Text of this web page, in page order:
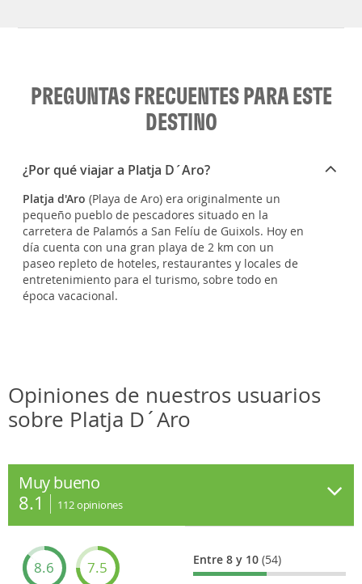
PREGUNTAS FRECUENTES PARA ESTE
DESTINO
¿Por qué viajar a Platja D´Aro?
Platja d'Aro (Playa de Aro) era originalmente un
pequeño pueblo de pescadores situado en la
carretera de Palamós a San Felíu de Guixols. Hoy en
día cuenta con una gran playa de 2 km con un
paseo repleto de hoteles, restaurantes y locales de
entretenimiento para el turismo, sobre todo en
época vacacional.
Opiniones de nuestros usuarios
sobre Platja D´Aro
Muy bueno
8.1 112opiniones
8.6 7.5 Entre 8 y 10(54)